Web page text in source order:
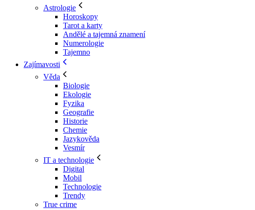
Astrologie
Horoskopy
Tarot a karty
Andělé a tajemná znamení
Numerologie
Tajemno
Zajímavosti
Věda
Biologie
Ekologie
Fyzika
Geografie
Historie
Chemie
Jazykověda
Vesmír
IT a technologie
Digital
Mobil
Technologie
Trendy
True crime